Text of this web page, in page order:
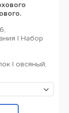
| Набор
| овсяный,